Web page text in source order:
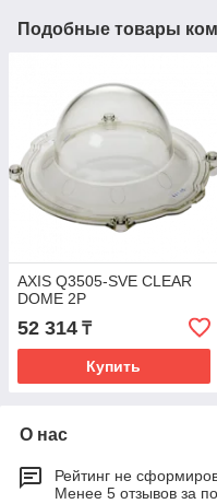
Подобные товары
AXIS Q3505-SVE CLEAR
DOME 2P
52 314 ₸
Купить
О нас
Рейтинг не
Менее 5 отзывов за